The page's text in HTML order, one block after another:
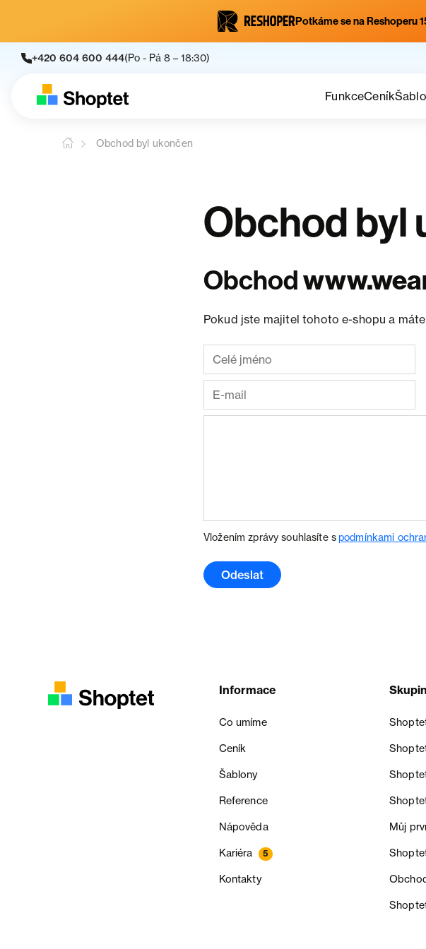
Potkáme se na Reshoperu
+420 604 600 444(Po - Pá 8 – 18:30)
FunkceCeník
Obchod byl ukončen
Obchod byl
Obchod
Pokud jste majitel tohoto e-shopu a
Vložením zprávy souhlasíte spodmínkami
Odeslat
Informace
Co umíme
Ceník
Šablony
Reference
Nápověda
Kariéra 5
Kontakty
Můj